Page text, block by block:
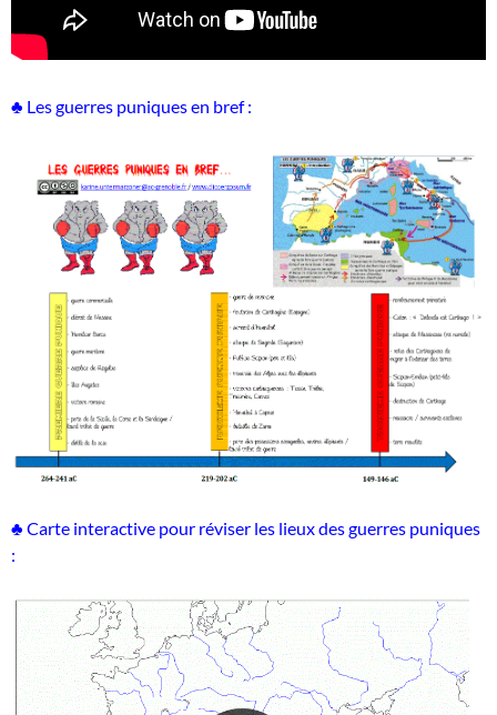
♣ Les guerres puniques en bref :
♣ Carte interactive pour réviser les lieux des guerres puniques
: